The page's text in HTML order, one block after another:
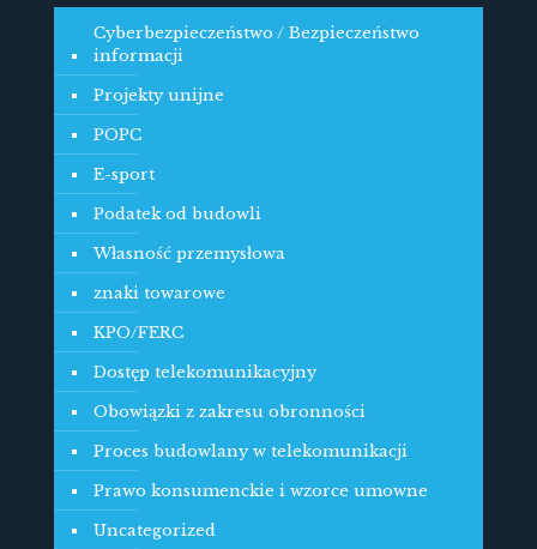
Cyberbezpieczeństwo / Bezpieczeństwo
informacji
Projekty unijne
POPC
E-sport
Podatek od budowli
Własność przemysłowa
znaki towarowe
KPO/FERC
Dostęp telekomunikacyjny
Obowiązki z zakresu obronności
Proces budowlany w telekomunikacji
Prawo konsumenckie i wzorce umowne
Uncategorized